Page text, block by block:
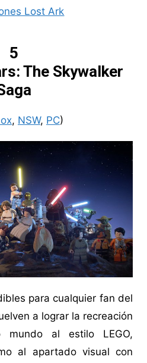
Lost Ark
5
The Skywalker
, NSW, PC)
para cualquier fan del
a lograr la recreación
mundo al estilo LEGO,
al apartado visual con